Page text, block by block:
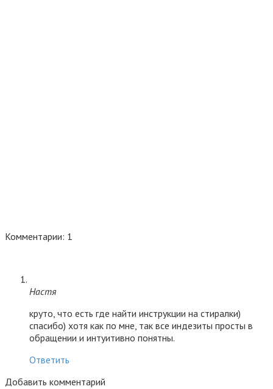
Комментарии: 1
Настя
круто, что есть где найти инструкции на стиралки)
спасибо) хотя как по мне, так все индeзиты просты в
обращении и интуитивно понятны.
Ответить
Добавить комментарий